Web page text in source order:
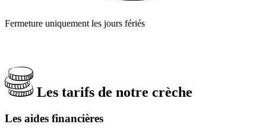
Fermeture uniquement les jours fériés
Les tarifs de notre crèche
Les aides financières